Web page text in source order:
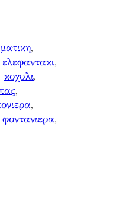
ελεφαντακι
κοχυλι
φοντανιερα